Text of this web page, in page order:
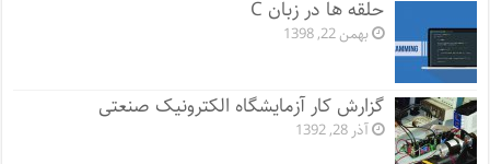
حلقه ها در زبان C
بهمن 22, 1398
گزارش کار آزمایشگاه الکترونیک صنعتی
آذر 28, 1392